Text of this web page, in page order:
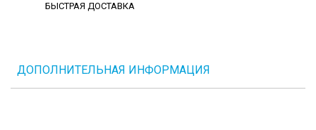
БЫСТРАЯ ДОСТАВКА
ДОПОЛНИТЕЛЬНАЯ ИНФОРМАЦИЯ